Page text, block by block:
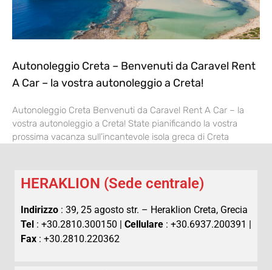
Autonoleggio Creta – Benvenuti da Caravel Rent
A Car – la vostra autonoleggio a Creta!
Autonoleggio Creta Benvenuti da Caravel Rent A Car – la
vostra autonoleggio a Creta! State pianificando la vostra
prossima vacanza sull’incantevole isola greca di Creta
HERAKLION (Sede centrale)
Indirizzo : 39, 25 agosto str. – Heraklion Creta, Grecia
Tel : +30.2810.300150 | Cellulare : +30.6937.200391 |
Fax : +30.2810.220362